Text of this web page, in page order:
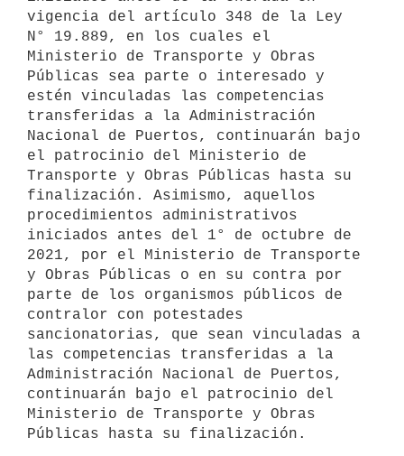
vigencia del artículo 348 de la Ley
N° 19.889, en los cuales el
Ministerio de Transporte y Obras
Públicas sea parte o interesado y
estén vinculadas las competencias
transferidas a la Administración
Nacional de Puertos, continuarán bajo
el patrocinio del Ministerio de
Transporte y Obras Públicas hasta su
finalización. Asimismo, aquellos
procedimientos administrativos
iniciados antes del 1° de octubre de
2021, por el Ministerio de Transporte
y Obras Públicas o en su contra por
parte de los organismos públicos de
contralor con potestades
sancionatorias, que sean vinculadas a
las competencias transferidas a la
Administración Nacional de Puertos,
continuarán bajo el patrocinio del
Ministerio de Transporte y Obras